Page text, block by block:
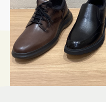
サイトマップ
Follow US